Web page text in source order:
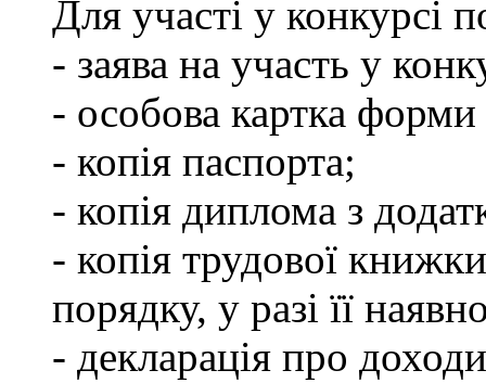
Для участі у конкурсі
- заява на участь у
- особова картка
- копія паспорта;
- копія диплома з
- копія трудової
порядку, у разі її
- декларація про